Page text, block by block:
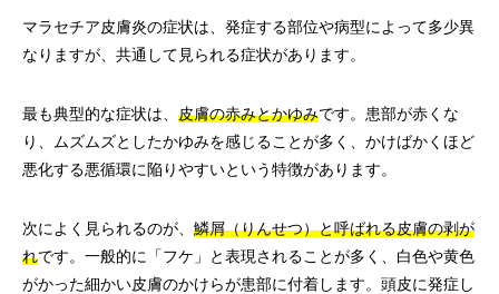
マラセチア皮膚炎の症状は、発症する部位や病型によって多少異
なりますが、共通して見られる症状があります。
最も典型的な症状は、 皮膚の赤みとかゆみです。患部が赤くな
り、ムズムズとしたかゆみを感じることが多く、かけばかくほど
悪化する悪循環に陥りやすいという特徴があります。
次によく見られるのが、 鱗屑（りんせつ）と呼ばれる皮膚の剥が
れです。一般的に「フケ」と表現されることが多く、白色や黄色
がかった細かい皮膚のかけらが患部に付着します。頭皮に発症し